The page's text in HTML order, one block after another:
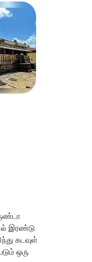
இரண்டு
கடவுள்
ஒரு